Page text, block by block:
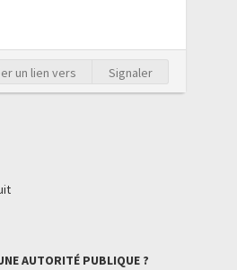
un lien vers Signaler
AUTORITÉ PUBLIQUE ?